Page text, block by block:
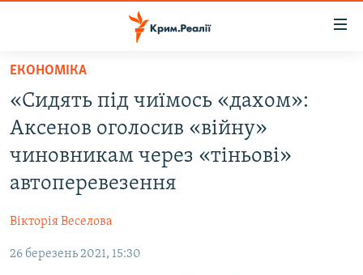
Перейти
основного
матеріалу
основної
Перейти
до
ВОДА.КРИМ
ПОГЛЯД
ІНТЕРВ'Ю
ЕКОНОМІКА
«Сидять під чиїмось «дахом»:
Аксенов оголосив «війну»
чиновникам через «тіньові»
автоперевезення
Вікторія Веселова
26 березень 2021, 15:30